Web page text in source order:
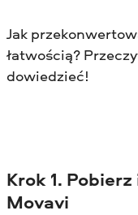
Jak
łatwością?
dowiedzieć!
Krok 1.
Movavi